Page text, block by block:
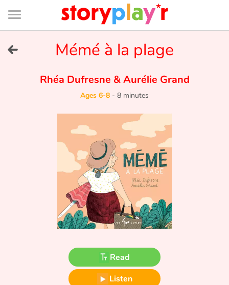
Connexion
Bibliothèque
de
page
Tales and classics in french
Princesses and princes, kings, queens and dragons
Mémé à la plage
Rhéa Dufresne &Aurélie Grand
Ages 6-8 - 8 minutes
Read
Listen